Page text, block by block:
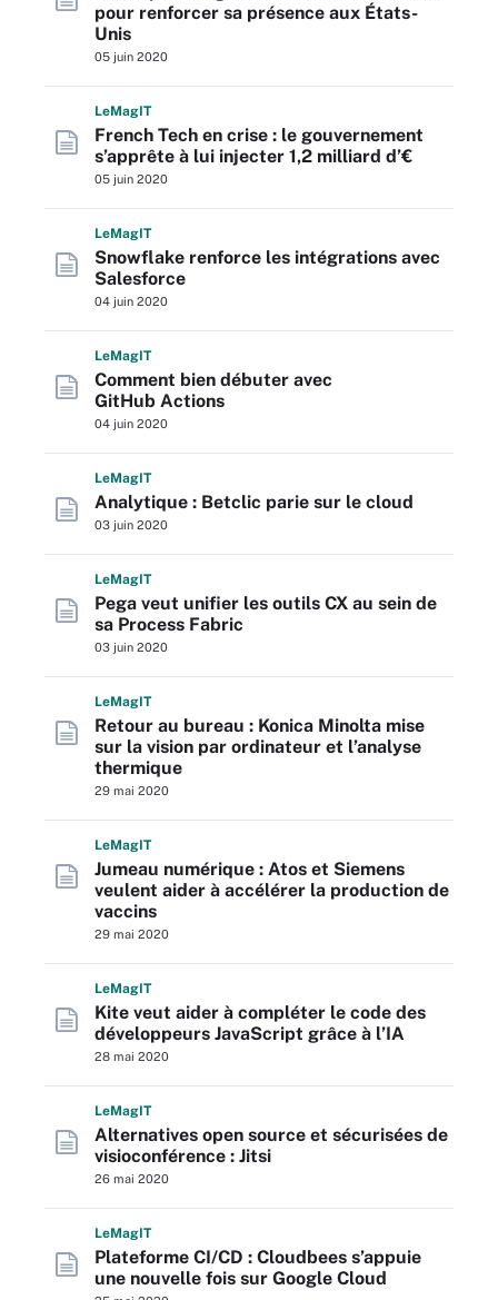
pour renforcer sa présence aux États-
Unis
05 juin 2020
LeMagIT
French Tech en crise : le gouvernement
s’apprête à lui injecter 1,2 milliard d’€
05 juin 2020
LeMagIT
Snowflake renforce les intégrations avec
Salesforce
04 juin 2020
LeMagIT
Comment bien débuter avec
GitHub Actions
04 juin 2020
LeMagIT
Analytique : Betclic parie sur le cloud
03 juin 2020
LeMagIT
Pega veut unifier les outils CX au sein de
sa Process Fabric
03 juin 2020
LeMagIT
Retour au bureau : Konica Minolta mise
sur la vision par ordinateur et l’analyse
thermique
29 mai 2020
LeMagIT
Jumeau numérique : Atos et Siemens
veulent aider à accélérer la production de
vaccins
29 mai 2020
LeMagIT
Kite veut aider à compléter le code des
développeurs JavaScript grâce à l’IA
28 mai 2020
LeMagIT
Alternatives open source et sécurisées de
visioconférence : Jitsi
26 mai 2020
LeMagIT
Plateforme CI/CD : Cloudbees s’appuie
une nouvelle fois sur Google Cloud